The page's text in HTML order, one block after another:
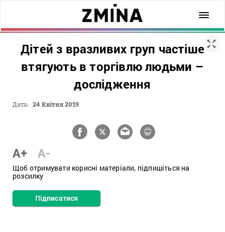
Дітей з вразливих груп частіше
втягують в торгівлю людьми –
дослідження
Дата: 24 Квітня 2019
A+ A-
Щоб отримувати корисні матеріали, підпишіться на
розсилку
Підписатися